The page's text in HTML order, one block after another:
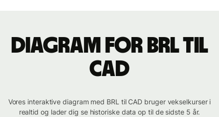
Diagram for BRL til
CAD
Vores interaktive diagram med BRL til CAD bruger vekselkurser i
realtid og lader dig se historiske data op til de sidste 5 år.